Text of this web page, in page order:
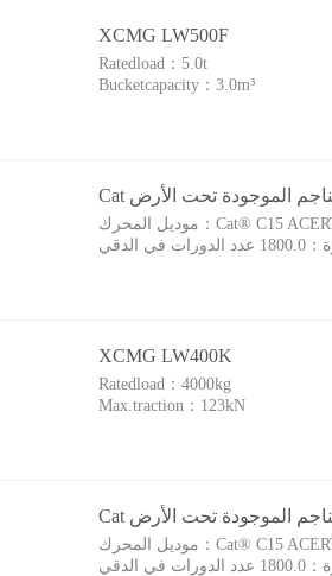
XCMG LW500F
Ratedload： 5.0t
Bucketcapacity：3.0m³
موديل المحرك：Cat® C15
： 1800.0 عدد الدورات في الدقي
XCMG LW400K
Ratedload：4000kg
Max.traction： 123kN
موديل المحرك：Cat® C15
： 1800.0 عدد الدورات في الدقي